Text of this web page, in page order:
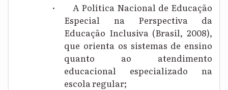
·
A Política Nacional de Educação
Especial na Perspectiva da
Educação Inclusiva (Brasil, 2008),
que orienta os sistemas de ensino
quanto ao atendimento
educacional especializado na
escola regular;